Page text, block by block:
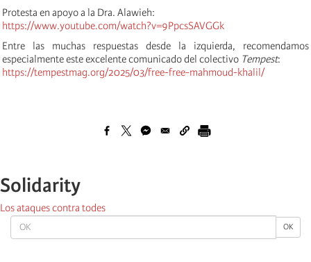
OK OK
Protesta en apoyo a la Dra. Alawieh:
https://www.youtube.com/watch?v=9PpcsSAVGGk
Entre las muchas respuestas desde la izquierda, recomendamos
especialmente este excelente comunicado del colectivo Tempest:
https://tempestmag.org/2025/03/free-free-mahmoud-khalil/
Solidarity
Los ataques contra todes